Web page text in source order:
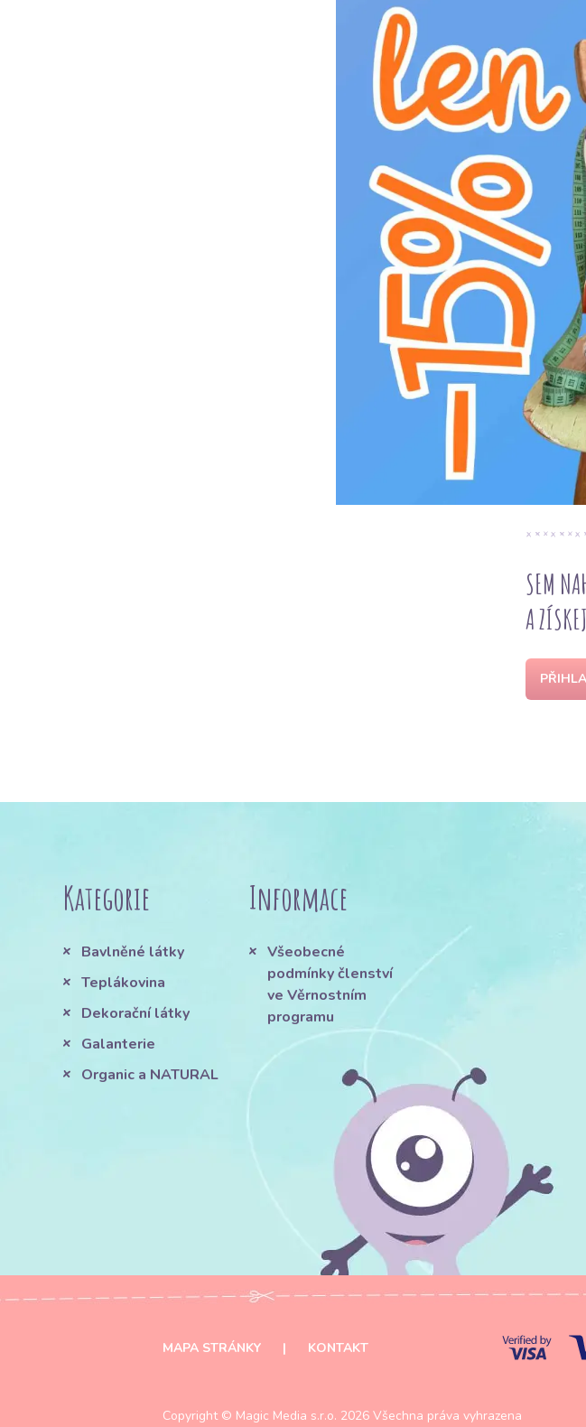
Výrobce:
1
Motív:
Barva:
kreativní
což
módních
SEM
A
Kategorie
Bavlněné látky
Teplákovina
Dekorační látky
Galanterie
Organic a NATURAL
Informace
Všeobecné
podmínky členství
ve Věrnostním
programu
MAPA STRÁNKY | KONTAKT
Copyright © Magic Media s.r.o. 2026 Všechna práva vyhrazena